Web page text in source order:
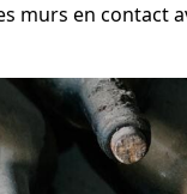
murs en contact